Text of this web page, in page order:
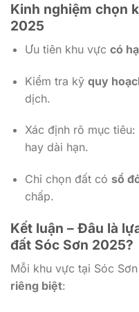
Kinh nghiệm chọn
2025
Ưu tiên khu vực có
Kiểm tra kỹ quy
dịch.
Xác định rõ mục
hay dài hạn.
Chỉ chọn đất có sổ
chấp.
Kết luận – Đâu là
đất Sóc Sơn 2025?
Mỗi khu vực tại Sóc
riêng biệt: